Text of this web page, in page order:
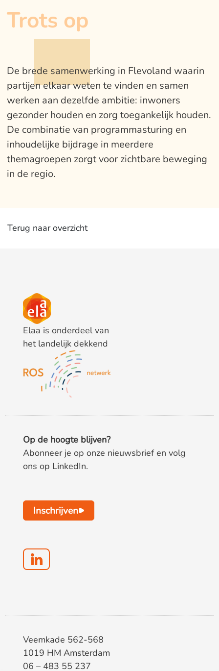
Trots op
De brede samenwerking in Flevoland waarin
partijen elkaar weten te vinden en samen
werken aan dezelfde ambitie: inwoners
gezonder houden en zorg toegankelijk houden.
De combinatie van programmasturing en
inhoudelijke bijdrage in meerdere
themagroepen zorgt voor zichtbare beweging
in de regio.
Terug naar overzicht
Elaa is onderdeel van
het landelijk dekkend
Op de hoogte blijven?
Abonneer je op onze nieuwsbrief en volg
ons op LinkedIn.
Inschrijven
Veemkade 562-568
1019 HM Amsterdam
06 – 483 55 237